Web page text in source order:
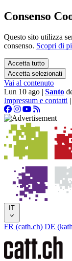
Consenso
Questo sito utilizza
consenso. Scopri di
Accetta tutto
Accetta selezionati
Vai al contenuto
Lun 10 ago | Santo
Impressum e contatti |
IT
FR (cath.ch) DE